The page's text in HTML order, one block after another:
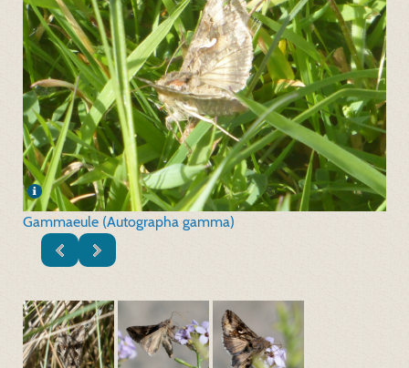
Gammaeule (Autographa gamma)